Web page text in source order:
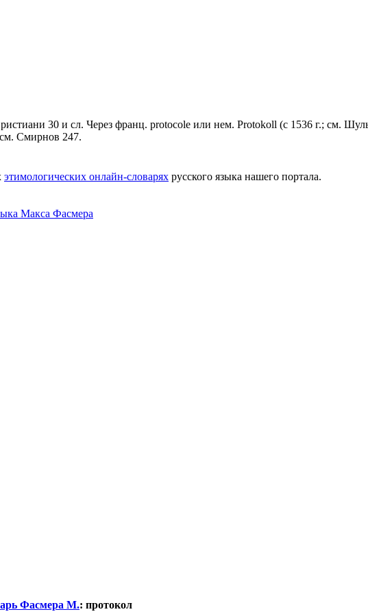
30 и сл. Через франц. рrоtосоlе или нем. Рrоtоkоll (с 1536 г.; см.
Смирнов 247.
этимологических онлайн-словарях русского языка нашего портала.
Макса Фасмера
Фасмера М.: протокол